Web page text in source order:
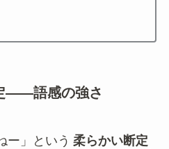
――語感の強さ
ー」という 柔らかい断定